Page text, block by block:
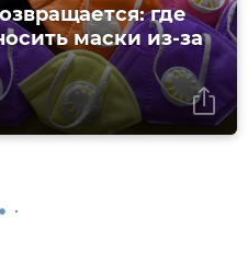
где
маски из-за